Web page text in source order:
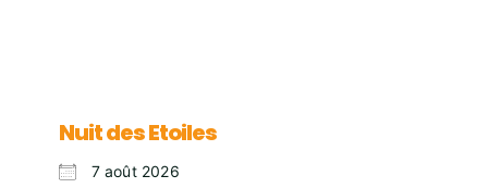
Nuit des Etoiles
7 août 2026